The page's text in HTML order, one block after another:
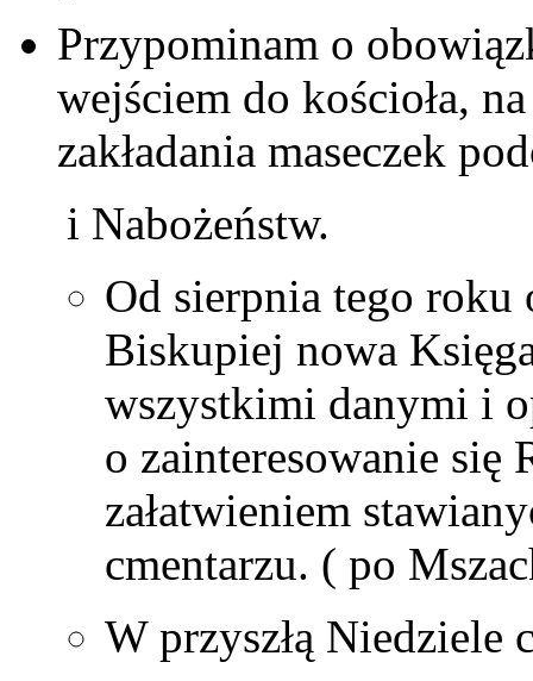
Przypominam o
wejściem do kościoła,
zakładania maseczek
i Nabożeństw.
Od sierpnia tego
Biskupiej nowa
wszystkimi danymi i
o zainteresowanie się
załatwieniem
cmentarzu. ( po
W przyszłą Niedziele